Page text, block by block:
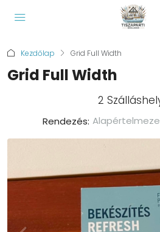
Kezdőlap Grid Full Width
Grid Full Width
2
Rendezés: